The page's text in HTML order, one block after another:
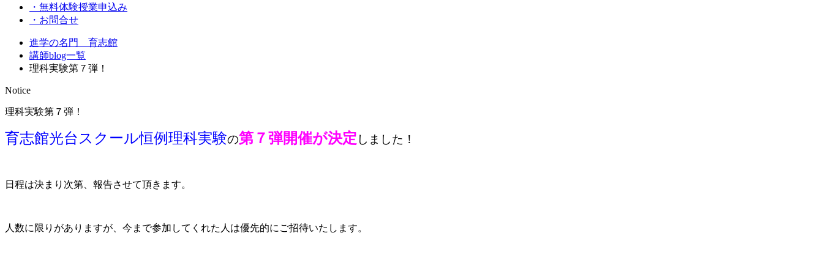
・無料体験授業申込み
・お問合せ
進学の名門 育志館
講師blog一覧
理科実験第７弾！
Notice
理科実験第７弾！
育志館光台スクール恒例理科実験の第７弾開催が決定 しました！
日程は決まり次第、報告させて頂きます。
人数に限りがありますが、今まで参加してくれた人は優先的にご招待いたします。